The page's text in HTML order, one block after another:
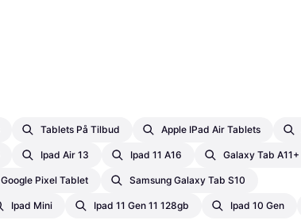
Tablets På Tilbud Apple IPad Air Tablets
Ipad Air 13 Ipad 11 A16 Galaxy Tab A11+
Google Pixel Tablet Samsung Galaxy Tab S10
Ipad Mini Ipad 11 Gen 11 128gb Ipad 10 Gen